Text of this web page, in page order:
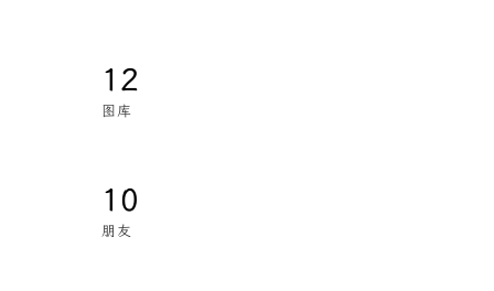
12
图库
10
朋友